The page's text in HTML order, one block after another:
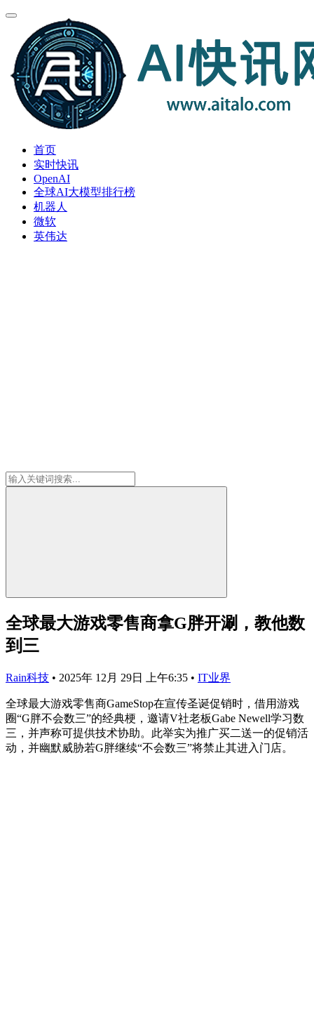
首页
实时快讯
OpenAI
全球AI大模型排行榜
机器人
微软
英伟达
全球最大游戏零售商拿G胖开涮，教他数
到三
Rain科技 • 2025年 12月 29日 上午6:35 • IT业界
全球最大游戏零售商GameStop在宣传圣诞促销时，借用游戏
圈“G胖不会数三”的经典梗，邀请V社老板Gabe Newell学习数
三，并声称可提供技术协助。此举实为推广买二送一的促销活
动，并幽默威胁若G胖继续“不会数三”将禁止其进入门店。